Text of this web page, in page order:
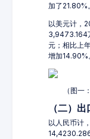
加了21.80%。
以美元计，
3,9473.164
元；相比上
增加14.90%
（图一
（二）
以人民币计